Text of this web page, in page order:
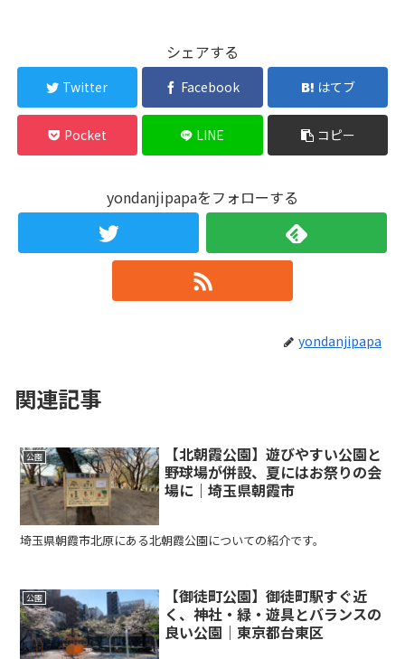
シェアする
Twitter Facebook はてブ
Pocket LINE コピー
yondanjipapaをフォローする
yondanjipapa
関連記事
公園
【北朝霞公園】遊びやすい公園と
野球場が併設、夏にはお祭りの会
場に｜埼玉県朝霞市
埼玉県朝霞市北原にある北朝霞公園についての紹介です。
公園
【御徒町公園】御徒町駅すぐ近
く、神社・緑・遊具とバランスの
良い公園｜東京都台東区